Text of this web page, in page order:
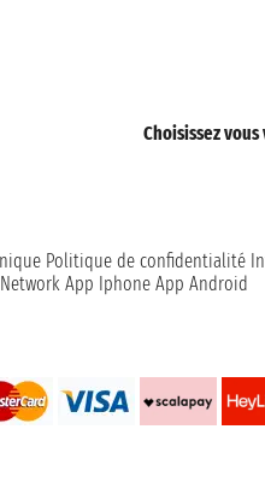
Choisissez
Politique de confidentialité
Network App Iphone App Android